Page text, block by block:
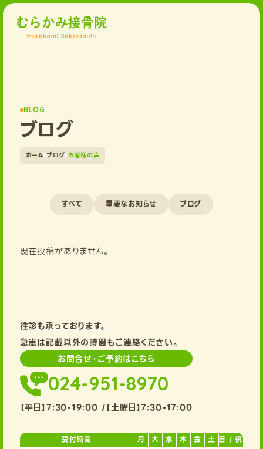
BLOG
ブログ
ホーム ブログ お客様の声
すべて 重要なお知らせ ブログ
現在投稿がありません。
アクセス
往診も承っております。
急患は記載以外の時間もご連絡ください。
お問合せ・ご予約はこちら
024-951-8970
平日 7:30-19:00 土曜日 7:30-17:00
受付時間 月 火 水 木 金 土 日 / 祝